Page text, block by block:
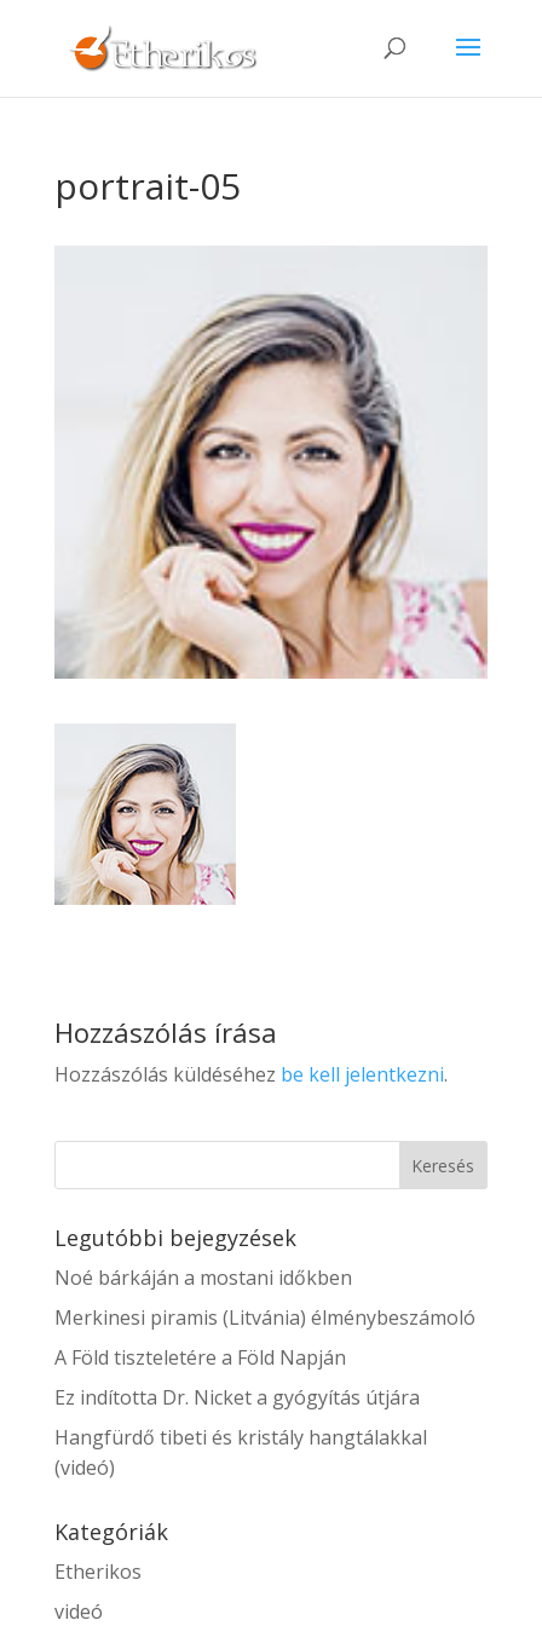
portrait-05
Hozzászólás írása
Hozzászólás küldéséhez be kell jelentkezni.
Legutóbbi bejegyzések
Noé bárkáján a mostani időkben
Merkinesi piramis (Litvánia) élménybeszámoló
A Föld tiszteletére a Föld Napján
Ez indította Dr. Nicket a gyógyítás útjára
Hangfürdő tibeti és kristály hangtálakkal
(videó)
Kategóriák
Etherikos
videó